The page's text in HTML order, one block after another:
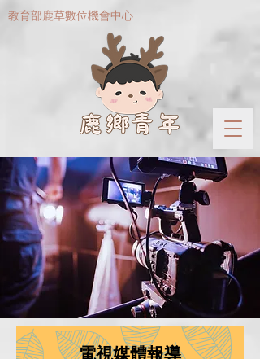
​教育部鹿草數位機會中心
電視媒體報導